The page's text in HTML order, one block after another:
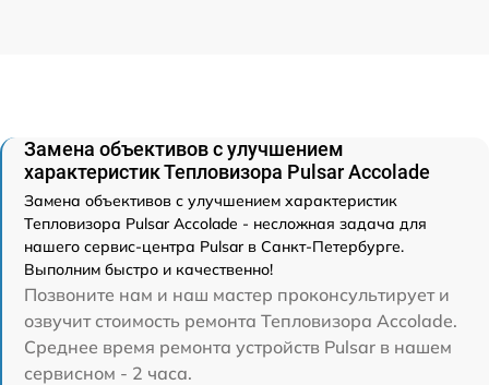
Замена объективов с улучшением
характеристик Тепловизора Pulsar Accolade
Замена объективов с улучшением характеристик
Тепловизора Pulsar Accolade - несложная задача для
нашего сервис-центра Pulsar в Санкт-Петербурге.
Выполним быстро и качественно!
Позвоните нам и наш мастер проконсультирует и
озвучит стоимость ремонта Тепловизора Accolade.
Среднее время ремонта устройств Pulsar в нашем
сервисном - 2 часа.